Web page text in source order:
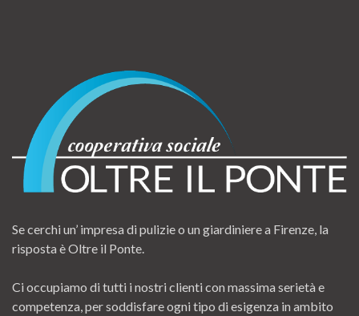
Se cerchi un’ impresa di pulizie o un giardiniere a Firenze, la
risposta è Oltre il Ponte.
Ci occupiamo di tutti i nostri clienti con massima serietà e
competenza, per soddisfare ogni tipo di esigenza in ambito